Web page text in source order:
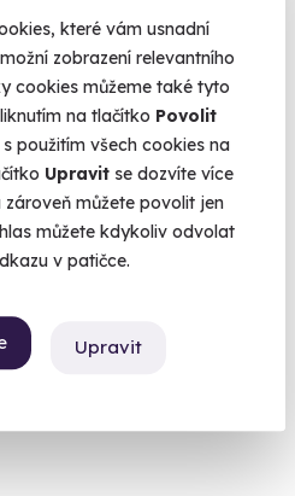
které vám usnadní
zobrazení relevantního
cookies můžeme také tyto
na tlačítko Povolit
použitím všech cookies na
Upravit se dozvíte více
můžete povolit jen
můžete kdykoliv odvolat
v patičce.
Upravit
Stein — třídenní
pro dva